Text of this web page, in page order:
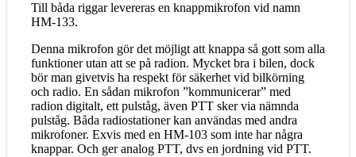
Till båda riggar levereras en knappmikrofon vid namn
HM-133.
Denna mikrofon gör det möjligt att knappa så gott som alla
funktioner utan att se på radion. Mycket bra i bilen, dock
bör man givetvis ha respekt för säkerhet vid bilkörning
och radio. En sådan mikrofon ”kommunicerar” med
radion digitalt, ett pulståg, även PTT sker via nämnda
pulståg. Båda radiostationer kan användas med andra
mikrofoner. Exvis med en HM-103 som inte har några
knappar. Och ger analog PTT, dvs en jordning vid PTT.